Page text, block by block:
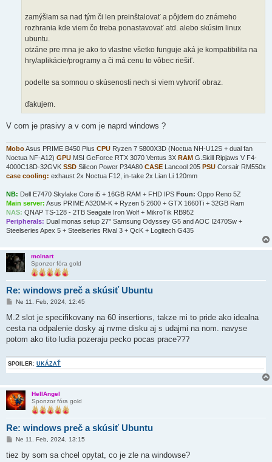
zamýšlam sa nad tým či len preinštalovať a pôjdem do známeho
rozhrania kde viem čo treba ponastavovať atd. alebo skúsim linux
ubuntu.
otzáne pre mna je ako to vlastne všetko funguje aká je kompatibilita na
hry/aplikácie/programy a či má cenu to vôbec riešiť.
podelte sa somnou o skúsenosti nech si viem vytvoriť obraz.
ďakujem.
V com je prasivy a v com je naprd windows ?
MoboAsus PRIME B450 Plus CPU Ryzen 7 5800X3D (Noctua NH-U12S + dual fan
Noctua NF-A12) GPU MSI GeForce RTX 3070 Ventus 3X RAM G.Skill Ripjaws V F4-
4000C18D-32GVK SSD Silicon Power P34A80 CASE Lancool 205 PSU Corsair RM550x
case cooling: exhaust 2x Noctua F12, in-take 2x Lian Li 120mm
NB: Dell E7470 Skylake Core i5 + 16GB RAM + FHD IPS Foun: Oppo Reno 5Z
Main server: Asus PRIME A320M-K + Ryzen 5 2600 + GTX 1660Ti + 32GB Ram
NAS: QNAP TS-128 - 2TB Seagate Iron Wolf + MikroTik RB952
Peripherals: Dual monas setup 27" Samsung Odyssey G5 and AOC I2470Sw +
Steelseries Apex 5 + Steelseries Rival 3 + QcK + Logitech G435
molnart
Sponzor fóra gold
Re: windows preč a skúsiť Ubuntu
P
p
e
k
Ne 11. Feb, 2024, 12:45
M.2 slot je specifikovany na 60 insertions, takze mi to pride ako idealna
cesta na odpalenie dosky aj nvme disku aj s udajmi na nom. navyse
potom ako tito ludia pozeraju pecko pocas prace???
SPOILER: UKÁZAŤ
HellAngel
Sponzor fóra gold
Re: windows preč a skúsiť Ubuntu
P
í
Ne 11. Feb, 2024, 13:15
tiez by som sa chcel opytat, co je zle na windowse?